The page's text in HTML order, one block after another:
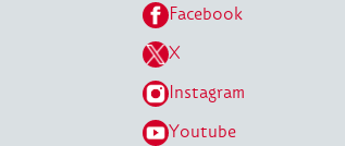
Facebook
X
Instagram
Youtube